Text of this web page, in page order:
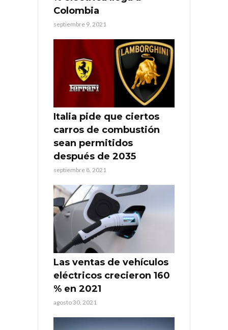
Colombia
septiembre 9, 2021
Italia pide que ciertos
carros de combustión
sean permitidos
después de 2035
septiembre 8, 2021
Las ventas de vehículos
eléctricos crecieron 160
% en 2021
agosto 30, 2021